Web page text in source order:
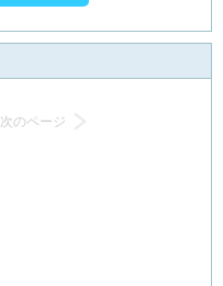
次のページ